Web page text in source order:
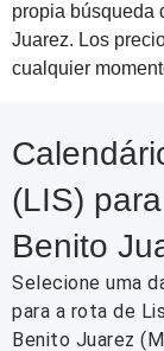
propia búsqueda
Juarez. Los
cualquier
(LIS)
Benito
Selecione uma
para a rota de
Benito Juarez